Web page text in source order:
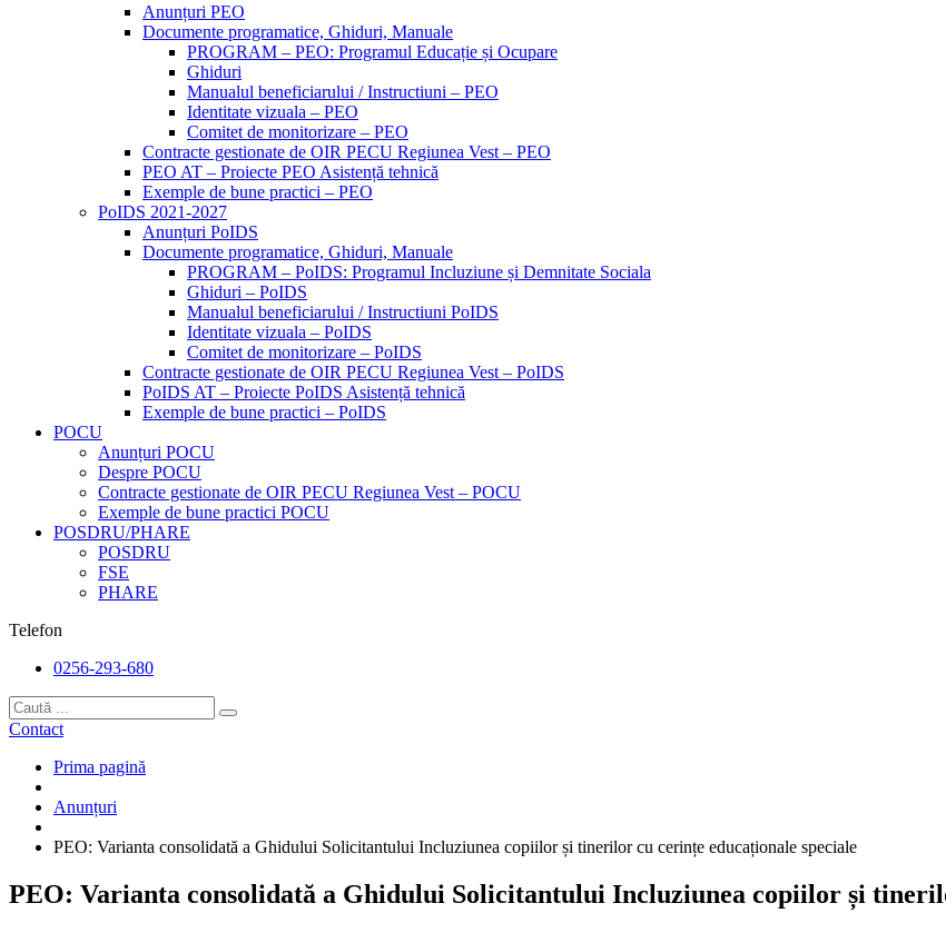
Anunțuri PEO
Documente programatice, Ghiduri, Manuale
PROGRAM – PEO: Programul Educație și Ocupare
Ghiduri
Manualul beneficiarului / Instructiuni – PEO
Identitate vizuala – PEO
Comitet de monitorizare – PEO
Contracte gestionate de OIR PECU Regiunea Vest – PEO
PEO AT – Proiecte PEO Asistență tehnică
Exemple de bune practici – PEO
PoIDS 2021-2027
Anunțuri PoIDS
Documente programatice, Ghiduri, Manuale
PROGRAM – PoIDS: Programul Incluziune și Demnitate Sociala
Ghiduri – PoIDS
Manualul beneficiarului / Instructiuni PoIDS
Identitate vizuala – PoIDS
Comitet de monitorizare – PoIDS
Contracte gestionate de OIR PECU Regiunea Vest – PoIDS
PoIDS AT – Proiecte PoIDS Asistență tehnică
Exemple de bune practici – PoIDS
POCU
Anunțuri POCU
Despre POCU
Contracte gestionate de OIR PECU Regiunea Vest – POCU
Exemple de bune practici POCU
POSDRU/PHARE
POSDRU
FSE
PHARE
Telefon
0256-293-680
Contact
Prima pagină
Anunțuri
PEO: Varianta consolidată a Ghidului Solicitantului Incluziunea copiilor și tinerilor cu cerințe educaționale speciale
PEO: Varianta consolidată a Ghidului Solicitantului Incluziunea copiilor și